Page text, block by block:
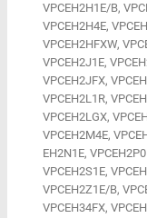
VPCEH2H1E/B,
VPCEH2H4E,
VPCEH2HFXW,
VPCEH2J1E,
VPCEH2JFX,
VPCEH2L1R,
VPCEH2LGX,
VPCEH2M4E,
EH2N1E,
VPCEH2S1E,
VPCEH2Z1E/B,
VPCEH34FX,